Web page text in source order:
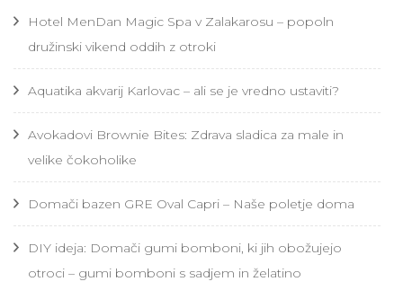
Hotel MenDan Magic Spa v Zalakarosu – popoln
družinski vikend oddih z otroki
Aquatika akvarij Karlovac – ali se je vredno ustaviti?
Avokadovi Brownie Bites: Zdrava sladica za male in
velike čokoholike
Domači bazen GRE Oval Capri – Naše poletje doma
DIY ideja: Domači gumi bomboni, ki jih obožujejo
otroci – gumi bomboni s sadjem in želatino